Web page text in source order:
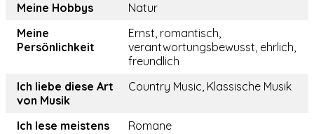
Meine Hobbys
Natur
Meine
Persönlichkeit
Ernst, romantisch,
verantwortungsbewusst, ehrlich,
freundlich
Ich liebe diese Art
von Musik
Country Music, Klassische Musik
Ich lese meistens
Romane